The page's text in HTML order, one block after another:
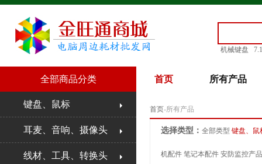
机械键盘
首页 所有产品
全部商品分类
键盘、鼠标
耳麦、音响、摄像头
线材、工具、转换头
首页-所有产品
选择类型： 全部类型 键盘、鼠
机配件 笔记本配件 安防监控产品